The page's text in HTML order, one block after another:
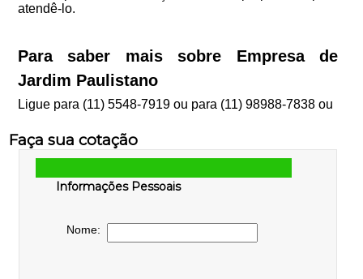
atendê-lo.
Para saber mais sobre Empresa de
Jardim Paulistano
Ligue para (11) 5548-7919ou para (11) 98988-7838ou
Faça sua cotação
Informações Pessoais
Nome: